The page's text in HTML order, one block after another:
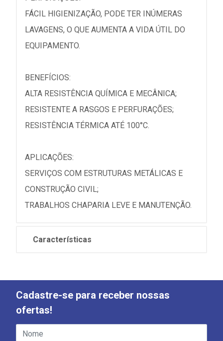
FÁCIL HIGIENIZAÇÃO, PODE TER INÚMERAS
LAVAGENS, O QUE AUMENTA A VIDA ÚTIL DO
EQUIPAMENTO.
BENEFÍCIOS:
ALTA RESISTÊNCIA QUÍMICA E MECÂNICA;
RESISTENTE A RASGOS E PERFURAÇÕES;
RESISTÊNCIA TÉRMICA ATÉ 100°C.
APLICAÇÕES:
SERVIÇOS COM ESTRUTURAS METÁLICAS E
CONSTRUÇÃO CIVIL;
TRABALHOS CHAPARIA LEVE E MANUTENÇÃO.
Características
Cadastre-se para receber nossas
ofertas!